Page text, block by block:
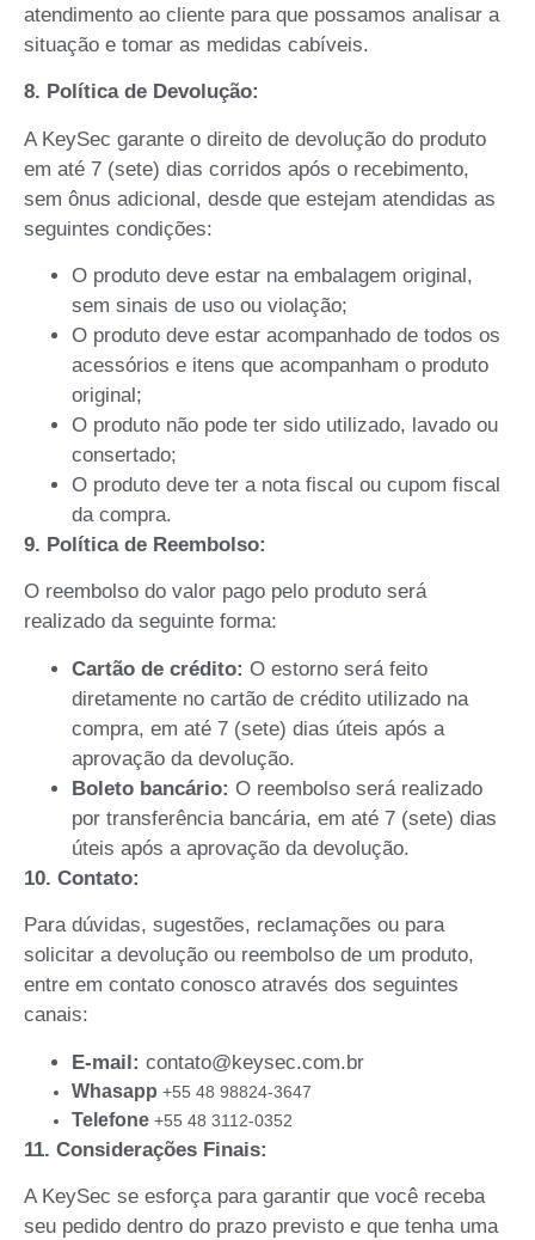
atendimento ao cliente para que possamos analisar a
situação e tomar as medidas cabíveis.
8. Política de Devolução:
A KeySec garante o direito de devolução do produto
em até 7 (sete) dias corridos após o recebimento,
sem ônus adicional, desde que estejam atendidas as
seguintes condições:
O produto deve estar na embalagem original,
sem sinais de uso ou violação;
O produto deve estar acompanhado de todos os
acessórios e itens que acompanham o produto
original;
O produto não pode ter sido utilizado, lavado ou
consertado;
O produto deve ter a nota fiscal ou cupom fiscal
da compra.
9. Política de Reembolso:
O reembolso do valor pago pelo produto será
realizado da seguinte forma:
Cartão de crédito: O estorno será feito
diretamente no cartão de crédito utilizado na
compra, em até 7 (sete) dias úteis após a
aprovação da devolução.
Boleto bancário: O reembolso será realizado
por transferência bancária, em até 7 (sete) dias
úteis após a aprovação da devolução.
10. Contato:
Para dúvidas, sugestões, reclamações ou para
solicitar a devolução ou reembolso de um produto,
entre em contato conosco através dos seguintes
canais:
E-mail: contato@keysec.com.br
Whasapp +55 48 98824-3647
Telefone +55 48 3112-0352
11. Considerações Finais:
A KeySec se esforça para garantir que você receba
seu pedido dentro do prazo previsto e que tenha uma